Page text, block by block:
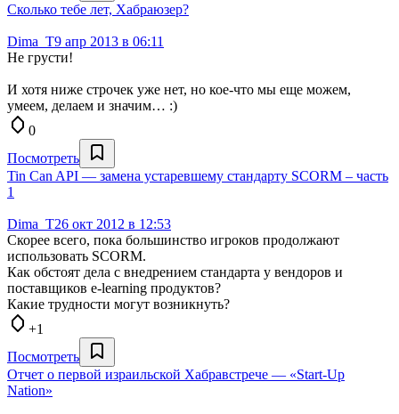
Сколько тебе лет, Хабраюзер?
Dima_T9 апр 2013 в 06:11
Не грусти!
И хотя ниже строчек уже нет, но кое-что мы еще можем,
умеем, делаем и значим… :)
0
Посмотреть
Tin Can API — замена устаревшему стандарту SCORM – часть
1
Dima_T26 окт 2012 в 12:53
Cкорее всего, пока большинство игроков продолжают
использовать SCORM.
Как обстоят дела с внедрением стандарта у вендоров и
поставщиков e-learning продуктов?
Какие трудности могут возникнуть?
+1
Посмотреть
Отчет о первой израильской Хабравстрече — «Start-Up
Nation»